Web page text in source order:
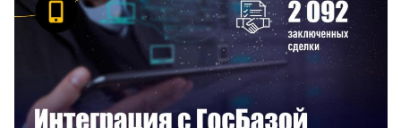
Смотреть проект